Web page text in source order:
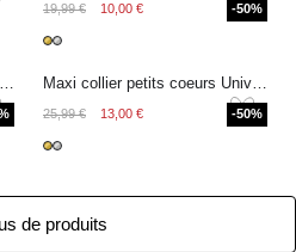
19,99 € 10,00 € -50%
Bracelet Midnight avec médailles Maxi collier petits coeurs Universe
25,99 € 13,00 € -50%
de produits